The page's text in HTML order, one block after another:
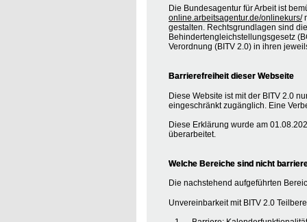
Die Bundesagentur für Arbeit ist
online.arbeitsagentur.de/onlinekurs/
gestalten. Rechtsgrundlagen sind
Behindertengleichstellungsgesetz
Verordnung (BITV 2.0) in ihren
Barrierefreiheit dieser Webseite
Diese Website ist mit der BITV 2.0
eingeschränkt zugänglich. Eine
Diese Erklärung wurde am
überarbeitet.
Welche Bereiche sind nicht
Die nachstehend aufgeführten
Unvereinbarkeit mit BITV 2.0